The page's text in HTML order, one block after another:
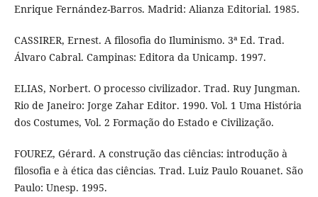
Enrique Fernández-Barros. Madrid: Alianza Editorial. 1985.
CASSIRER, Ernest. A filosofia do Iluminismo. 3ª Ed. Trad.
Álvaro Cabral. Campinas: Editora da Unicamp. 1997.
ELIAS, Norbert. O processo civilizador. Trad. Ruy Jungman.
Rio de Janeiro: Jorge Zahar Editor. 1990. Vol. 1 Uma História
dos Costumes, Vol. 2 Formação do Estado e Civilização.
FOUREZ, Gérard. A construção das ciências: introdução à
filosofia e à ética das ciências. Trad. Luiz Paulo Rouanet. São
Paulo: Unesp. 1995.